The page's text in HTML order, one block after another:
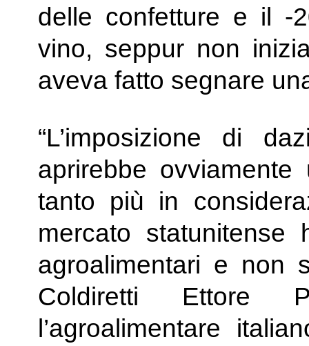
delle confetture e il -
vino, seppur non
aveva fatto segnare
“L’imposizione di
aprirebbe
tanto più in
mercato
agroalimentari e non
Coldiretti Ettore
l’agroalimentare